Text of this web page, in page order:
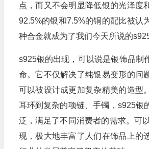
点，而又不会明显降低银的光泽度
92.5%的银和7.5%的铜的配比被认
种合金就成为了我们今天所说的s925
s925银的出现，可以说是银饰品制
命。它不仅解决了纯银易变形的问
可以被设计成更加复杂精美的造型
耳环到复杂的项链、手镯，s925银
泛，满足了不同消费者的需求。可
现，极大地丰富了人们在饰品上的